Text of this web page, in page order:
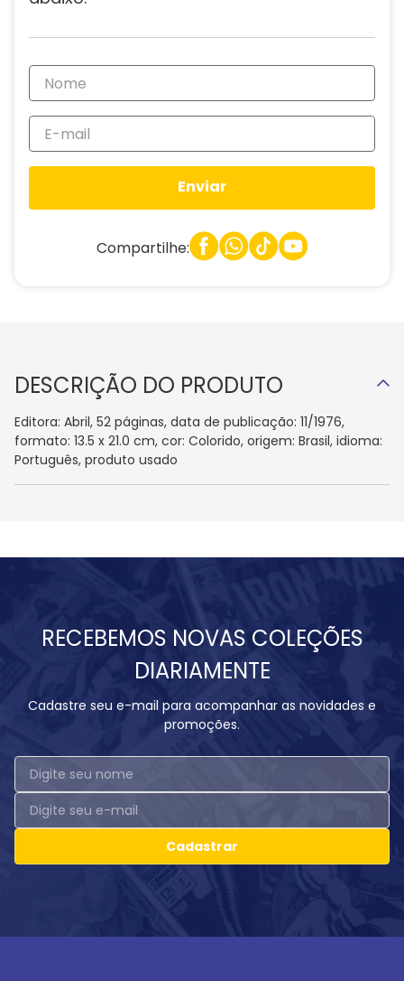
Enviar
Compartilhe:
DESCRIÇÃO DO PRODUTO
Editora: Abril, 52 páginas, data de publicação: 11/1976,
formato: 13.5 x 21.0 cm, cor: Colorido, origem: Brasil, idioma:
Português, produto usado
RECEBEMOS NOVAS COLEÇÕES
DIARIAMENTE
Cadastre seu e-mail para acompanhar as novidades e
promoções.
Cadastrar